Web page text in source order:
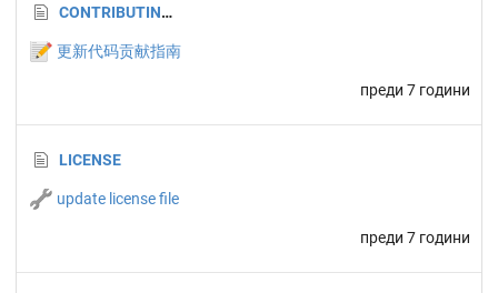
CONTRIBUTING.md
📝 更新代码贡献指南
преди 7 години
LICENSE
🔧 update license file
преди 7 години